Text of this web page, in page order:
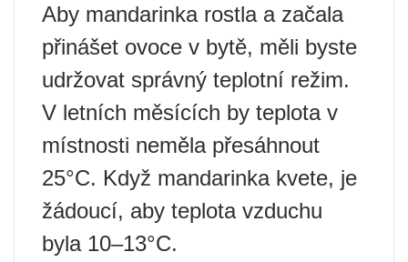
Aby mandarinka rostla a začala
přinášet ovoce v bytě, měli byste
udržovat správný teplotní režim.
V letních měsících by teplota v
místnosti neměla přesáhnout
25°C. Když mandarinka kvete, je
žádoucí, aby teplota vzduchu
byla 10–13°C.